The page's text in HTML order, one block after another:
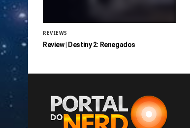
REVIEWS
Review | Destiny 2: Renegados